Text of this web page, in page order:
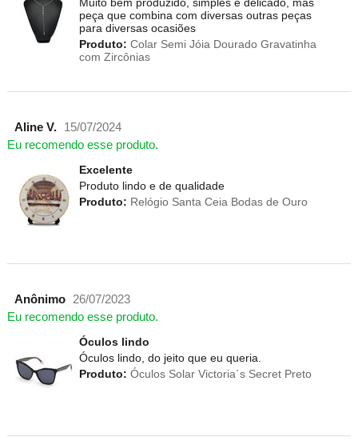
peça que combina com diversas outras peças
para diversas ocasiões
Produto: Colar Semi Jóia Dourado Gravatinha
com Zircônias
Aline V.
15/07/2024
Eu recomendo esse produto.
Excelente
Produto lindo e de qualidade
Produto: Relógio Santa Ceia Bodas de Ouro
Anônimo 26/07/2023
Eu recomendo esse produto.
Óculos lindo
Óculos lindo, do jeito que eu queria.
Produto: Óculos Solar Victoria´s Secret Preto